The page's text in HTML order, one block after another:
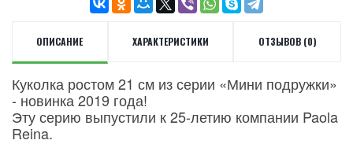
ОПИСАНИЕ ХАРАКТЕРИСТИКИ ОТЗЫВОВ (0)
Куколка ростом 21 см из серии «Мини подружки»
- новинка 2019 года!
Эту серию выпустили к 25-летию компании Paola
Reina.